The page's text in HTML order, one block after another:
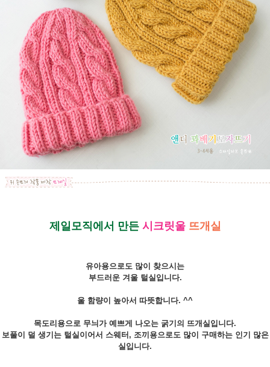
제일모직에서 만든 시크릿울 뜨개실
유아용으로도 많이 찾으시는
부드러운 겨울 털실입니다.
울 함량이 높아서 따뜻합니다. ^^
목도리용으로 무늬가 예쁘게 나오는 굵기의 뜨개실입니다.
보풀이 덜 생기는 털실이어서 스웨터, 조끼용으로도 많이 구매하는 인기 많은
실입니다.